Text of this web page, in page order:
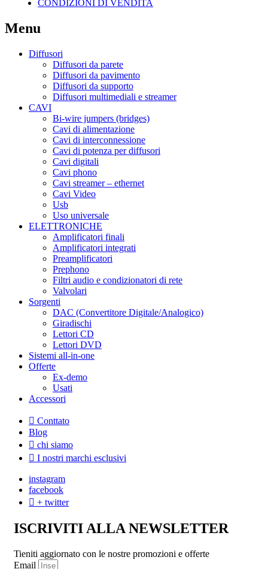
CONDIZIONI DI VENDITA
Menu
Diffusori
Diffusori da parete
Diffusori da pavimento
Diffusori da supporto
Diffusori multimediali e streamer
CAVI
Bi-wire jumpers (bridges)
Cavi di alimentazione
Cavi di interconnessione
Cavi di potenza per diffusori
Cavi digitali
Cavi phono
Cavi streamer – ethernet
Cavi Video
Usb
Uso universale
ELETTRONICHE
Amplificatori finali
Amplificatori integrati
Preamplificatori
Prephono
Filtri audio e condizionatori di rete
Valvolari
Sorgenti
DAC (Convertitore Digitale/Analogico)
Giradischi
Lettori CD
Lettori DVD
Sistemi all-in-one
Offerte
Ex-demo
Usati
Accessori
Conttato
Blog
chi siamo
I nostri marchi esclusivi
instagram
facebook
+ twitter
ISCRIVITI ALLA NEWSLETTER
Tieniti aggiornato con le nostre promozioni e offerte
Email